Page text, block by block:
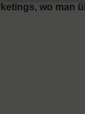
wo man